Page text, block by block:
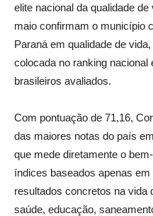
elite nacional da qualidade
maio confirmam o município
Paraná em qualidade de
colocada no ranking
brasileiros avaliados.
Com pontuação de 71,16,
das maiores notas do país
que mede diretamente o
índices baseados apenas
resultados concretos na
saúde, educação,